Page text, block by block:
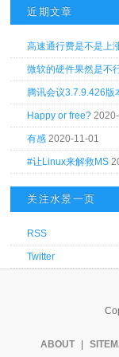
近期文章
高速通行费是不是上
微软的硬件果然是不
腾讯会议3.7.9.426版
Happy or free?
有感 2020-11-01
#让Linux来解救MS
关注水景一页
RSS
Twitter
ABOUT